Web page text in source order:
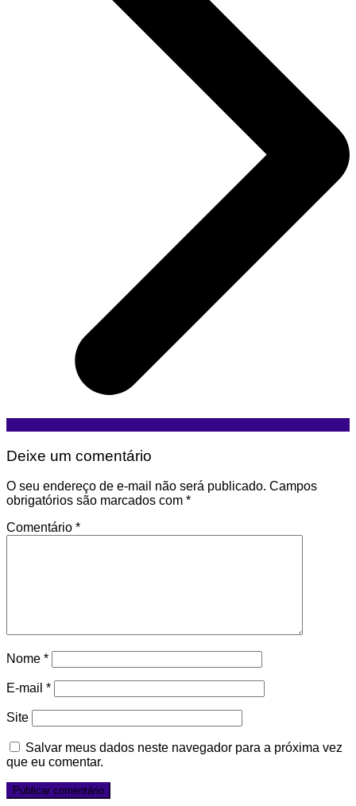
Deixe um comentário
O seu endereço de e-mail não será publicado. Campos
obrigatórios são marcados com *
Comentário *
Nome *
E-mail *
Site
Salvar meus dados neste navegador para a próxima vez
que eu comentar.